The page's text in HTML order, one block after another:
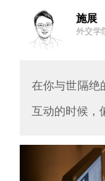
施展
外交学
在你与世隔绝
互动的时候，